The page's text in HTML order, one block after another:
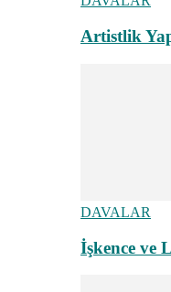
Artistlik
DAVALAR
İşkence ve